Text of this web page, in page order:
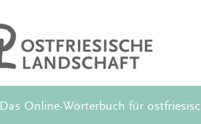
Das Online-Wörterbuch für